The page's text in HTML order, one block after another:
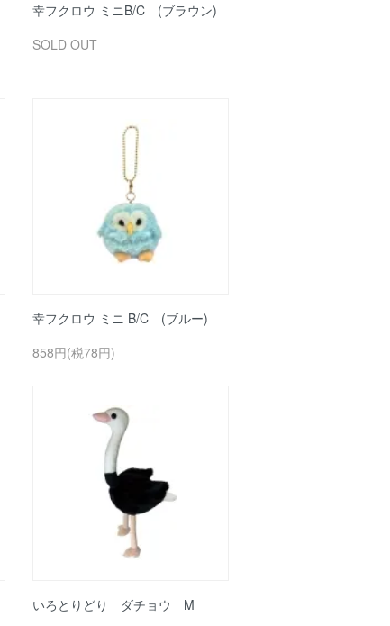
幸フクロウ ミニB/C (ブラウン)
SOLD OUT
幸フクロウ ミニ B/C (ブルー)
858円(税78円)
いろとりどり ダチョウ M